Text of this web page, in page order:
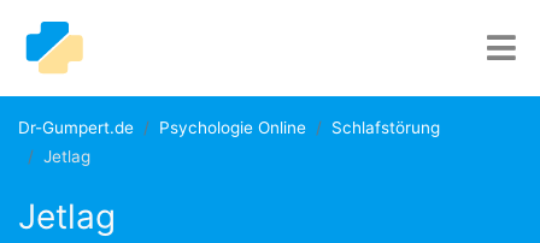
Dr-Gumpert.de Psychologie Online
Schlafstörung
Jetlag
Jetlag